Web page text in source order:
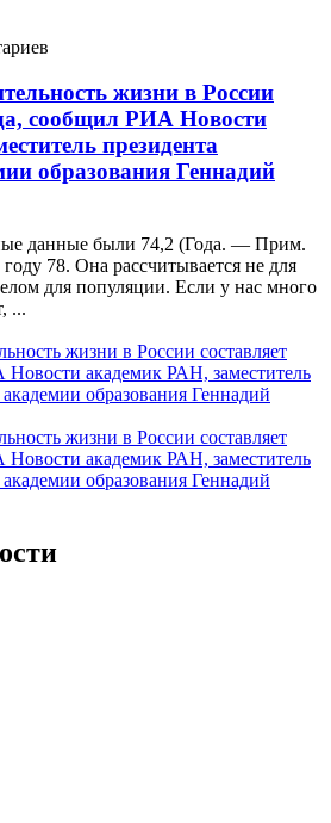
жизни в России
сообщил РИА Новости
президента
образования Геннадий
данные были 74,2 (Года. — Прим.
78. Она рассчитывается не для
для популяции. Если у нас много
...